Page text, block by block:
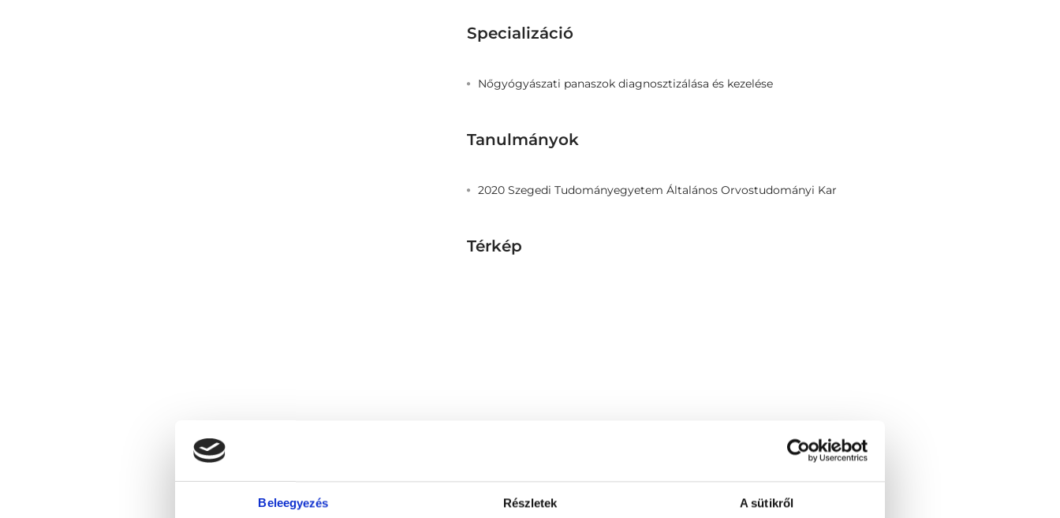
Beleegyezés Részletek A sütikről
Specializáció
Nőgyógyászati panaszok diagnosztizálása és kezelése
Tanulmányok
2020 Szegedi Tudományegyetem Általános Orvostudományi Kar
Térkép